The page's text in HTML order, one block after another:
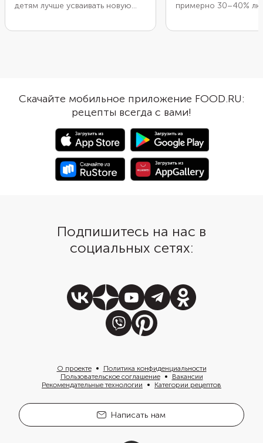
детям лучше усваивать новую
обществе. Они полезны и
когнитивными функциями.
Рассказываем, как нейроигры
улучшают внимание, мышление,
умение ориентироваться в
пространстве и во времени.
примерно 30–40%
дерматитом в
саду и в
снизить возможные
научить ребенка
пищевому
Скачайте мобильное приложение FOOD.RU:
рецепты всегда с вами!
Подпишитесь на нас в
социальных сетях:
О проекте
Политика конфиденциальности
Пользовательское соглашение
Вакансии
Рекомендательные технологии
Категории рецептов
Написать нам